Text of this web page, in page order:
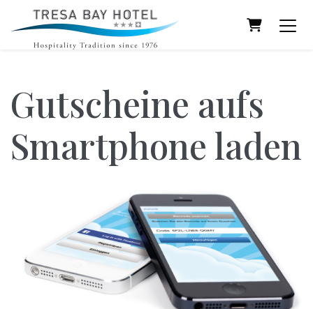
Gutscheine aufs
Smartphone laden